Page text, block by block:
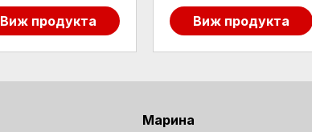
Виж продукта Виж продукта
Марина